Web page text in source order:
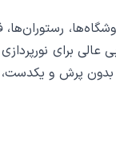
بدون پرش و
فروشگاه‌ها،
عالی برای